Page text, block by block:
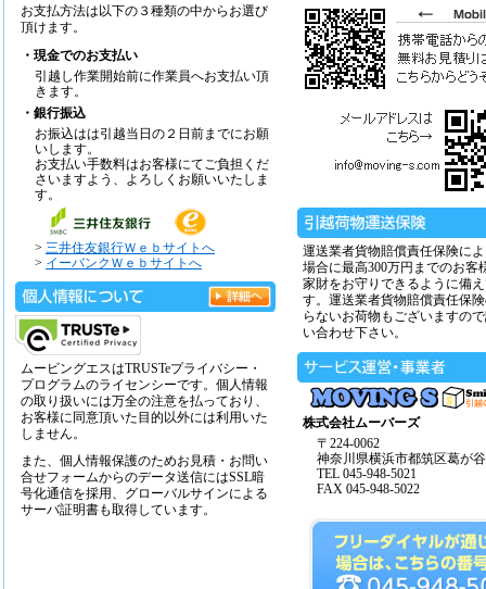
お支払方法は以下の３種類の中からお選び
頂けます。
・現金でのお支払い
引越し作業開始前に作業員へお支払い頂
きます。
・銀行振込
お振込はは引越当日の２日前までにお願
いします。
お支払い手数料はお客様にてご負担くだ
さいますよう、よろしくお願いいたしま
す。
> 三井住友銀行Ｗｅｂサイトへ
> イーバンクＷｅｂサイトへ
ムービングエスはTRUSTeプライバシー・
プログラムのライセンシーです。個人情報
の取り扱いには万全の注意を払っており、
お客様に同意頂いた目的以外には利用いた
しません。
また、個人情報保護のためお見積・お問い
合せフォームからのデータ送信にはSSL暗
号化通信を採用、グローバルサインによる
サーバ証明書も取得しています。
運送業者貨物賠償責任保険に
場合に最高300万円までのお客
家財をお守りできるように備
す。運送業者貨物賠償責任保
らないお荷物もございますの
い合わせ下さい。
株式会社ムーバーズ
〒224-0062
神奈川県横浜市都筑区葛が
TEL 045-948-5021
FAX 045-948-5022